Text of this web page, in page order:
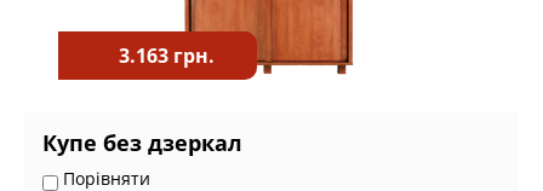
3.163 грн.
Купе без дзеркал
Порівняти